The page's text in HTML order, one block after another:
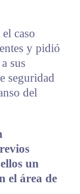
caso
y pidió
sus
seguridad
del
un
el área de